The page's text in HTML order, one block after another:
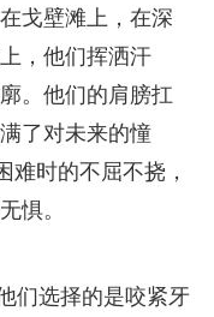
戈壁滩上，在深
，他们挥洒汗
。他们的肩膀扛
了对未来的憧
难时的不屈不挠，
惧。
们选择的是咬紧牙